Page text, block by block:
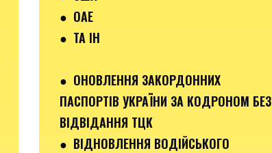
● ОАЕ
● ТА ІН
● ОНОВЛЕННЯ ЗАКОРДОННИХ
ПАСПОРТІВ УКРАЇНИ ЗА КОДРОНОМ БЕЗ
ВІДВІДАННЯ ТЦК
● ВІДНОВЛЕННЯ ВОДІЙСЬКОГО